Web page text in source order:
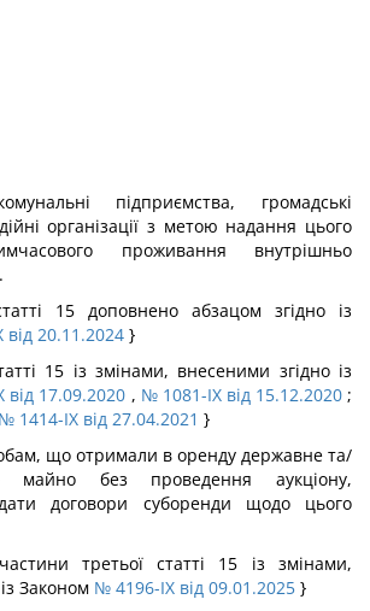
підприємства, громадські
організації з метою надання цього
проживання внутрішньо
15 доповнено абзацом згідно із
20.11.2024 }
15 із змінами, внесеними згідно із
17.09.2020 , № 1081-IX від 15.12.2020;
№ 1414-IX від 27.04.2021 }
що отримали в оренду державне та/
майно без проведення аукціону,
договори суборенди щодо цього
третьої статті 15 із змінами,
Законом № 4196-IX від 09.01.2025 }